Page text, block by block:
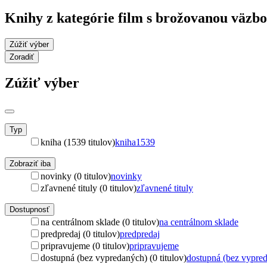
Knihy z kategórie film s brožovanou
Zúžiť výber
Zoradiť
Zúžiť výber
Typ
kniha (1539 titulov)kniha1539
Zobraziť iba
novinky (0 titulov)novinky
zľavnené tituly (0 titulov)zľavnené tituly
Dostupnosť
na centrálnom sklade (0 titulov)na centrálnom sklade
predpredaj (0 titulov)predpredaj
pripravujeme (0 titulov)pripravujeme
dostupná (bez vypredaných) (0 titulov)dostupná (bez